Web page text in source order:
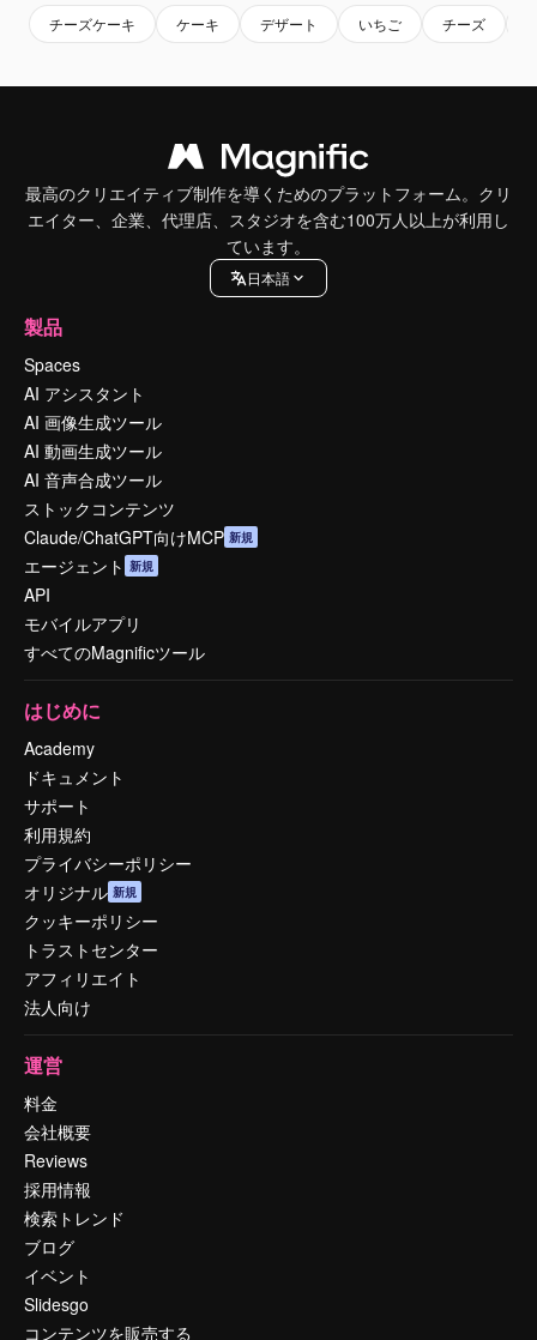
チーズケーキ ケーキ デザート いちご チーズ
最高のクリエイティブ制作を導くためのプラットフォーム。クリ
エイター、企業、代理店、スタジオを含む100万人以上が利用し
ています。
日本語
製品
Spaces
AI アシスタント
AI 画像生成ツール
AI 動画生成ツール
AI 音声合成ツール
ストックコンテンツ
Claude/ChatGPT向けMCP 新規
エージェント 新規
API
モバイルアプリ
すべてのMagnificツール
はじめに
Academy
ドキュメント
サポート
利用規約
プライバシーポリシー
オリジナル 新規
クッキーポリシー
トラストセンター
アフィリエイト
法人向け
運営
料金
会社概要
Reviews
採用情報
検索トレンド
ブログ
イベント
Slidesgo
コンテンツを販売する